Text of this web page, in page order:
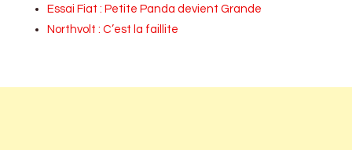
Essai Fiat : Petite Panda devient Grande
Northvolt : C’est la faillite